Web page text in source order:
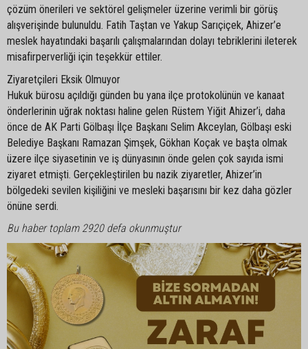
çözüm önerileri ve sektörel gelişmeler üzerine verimli bir görüş
alışverişinde bulunuldu. Fatih Taştan ve Yakup Sarıçiçek, Ahizer’e
meslek hayatındaki başarılı çalışmalarından dolayı tebriklerini ileterek
misafirperverliği için teşekkür ettiler.
Ziyaretçileri Eksik Olmuyor
Hukuk bürosu açıldığı günden bu yana ilçe protokolünün ve kanaat
önderlerinin uğrak noktası haline gelen Rüstem Yiğit Ahizer’i, daha
önce de AK Parti Gölbaşı İlçe Başkanı Selim Akceylan, Gölbaşı eski
Belediye Başkanı Ramazan Şimşek, Gökhan Koçak ve başta olmak
üzere ilçe siyasetinin ve iş dünyasının önde gelen çok sayıda ismi
ziyaret etmişti. Gerçekleştirilen bu nazik ziyaretler, Ahizer’in
bölgedeki sevilen kişiliğini ve mesleki başarısını bir kez daha gözler
önüne serdi.
Bu haber toplam 2920 defa okunmuştur